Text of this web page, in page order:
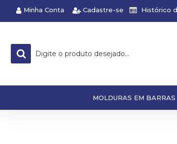
Minha Conta Cadastre-se Histórico
MOLDURAS EM BARRAS